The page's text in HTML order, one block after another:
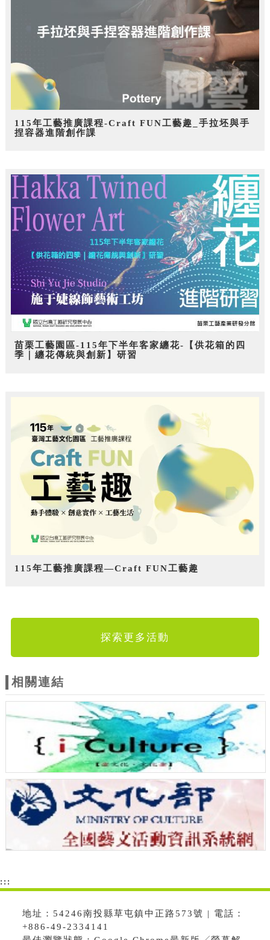
115年工藝推廣課程-Craft FUN工藝趣_手拉坯與手
捏容器進階創作課
苗栗工藝園區-115年下半年客家纏花-【供花箱的四
季｜纏花傳統與創新】研習
115年工藝推廣課程—Craft FUN工藝趣
探索更多活動
相關連結
:::
地址：54246南投縣草屯鎮中正路573號 | 電話：
+886-49-2334141